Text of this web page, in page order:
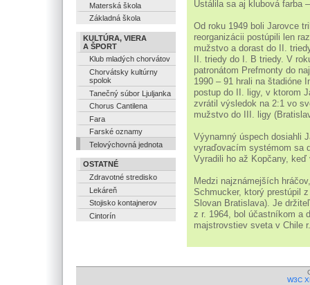
Materská škola
Základná škola
KULTÚRA, VIERA
A ŠPORT
Klub mladých chorvátov
Chorvátsky kultúrny
spolok
Tanečný súbor Ljuljanka
Chorus Cantilena
Fara
Farské oznamy
Telovýchovná jednota
OSTATNÉ
Zdravotné stredisko
Lekáreň
Stojisko kontajnerov
Cintorín
Ustálila sa aj klubová farba
Od roku 1949 boli Jarovce
reorganizácii postúpili len
mužstvo a dorast do II.
II. triedy do I. B triedy. V
patronátom Prefmonty do
1990 – 91 hrali na štadióne
postup do II. ligy, v ktorom
zvrátil výsledok na 2:1 vo
mužstvo do III. ligy
Výynamný úspech dosiahli
vyraďovacím systémom sa
Vyradili ho až Kopčany,
Medzi najznámejších
Schmucker, ktorý prestúpil
Slovan Bratislava). Je
z r. 1964, bol účastníkom a
majstrovstiev sveta v Chile
W3C